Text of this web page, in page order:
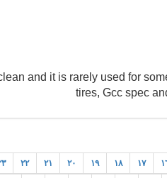
clean and it is rarely used for
tires, Gcc spec
١٧ ١٨ ١٩ ٢٠ ٢١ ٢٢